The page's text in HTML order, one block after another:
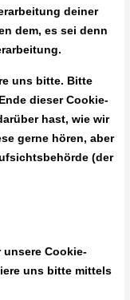
deiner
dem, es sei denn
uns bitte. Bitte
dieser Cookie-
hast, wie wir
gerne hören, aber
(der
unsere Cookie-
uns bitte mittels